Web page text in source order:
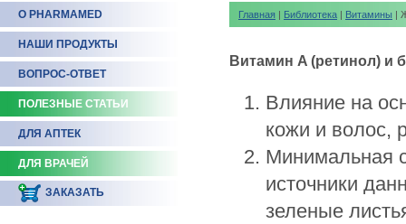
О PHARMAMED
НАШИ ПРОДУКТЫ
ВОПРОС-ОТВЕТ
ПОЛЕЗНЫЕ СТАТЬИ
ДЛЯ АПТЕК
ДЛЯ ВРАЧЕЙ
ЗАКАЗАТЬ
Главная | Библиотека | Витамины |
Витамин A (ретинол) и
Влияние на
кожи и волос,
Минимальная
источники
зеленые